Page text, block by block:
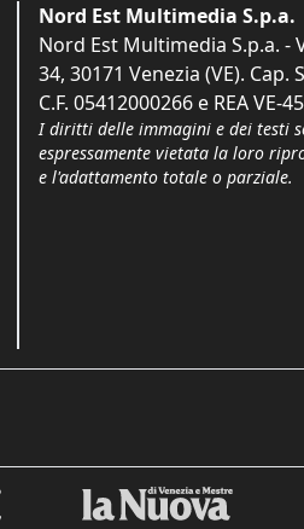
Nord Est Multimedia S.p.a.
Nord Est Multimedia S.p.a. -
34, 30171 Venezia (VE). Cap.
C.F. 05412000266 e REA VE-
I diritti delle immagini e dei testi
espressamente vietata la loro
e l'adattamento totale o parziale.